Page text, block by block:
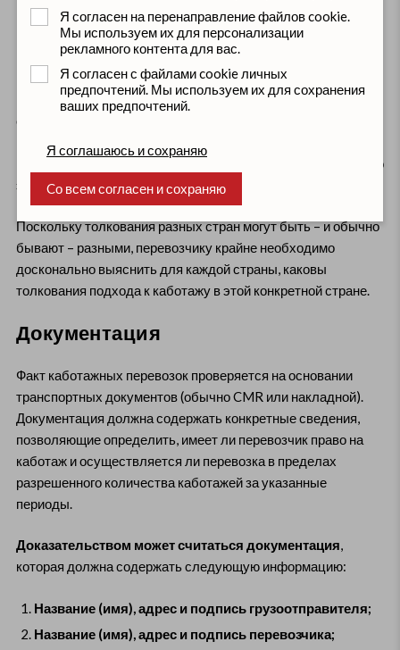
того конечного грузополучателя, который указан в
CMR;
Если все частичные грузы перевозятся между разными
грузополучателями и грузоотправителями, то каждая CMR
считается одним каботажем, и возникает ситуация, когда во
несколько каботажных перевозок, а если их больше трех, то
это нарушение правил каботажа (шведский подход).
Поскольку толкования разных стран могут быть – и обычно
бывают – разными, перевозчику крайне необходимо
досконально выяснить для каждой страны, каковы
толкования подхода к каботажу в этой конкретной стране.
Документация
Факт каботажных перевозок проверяется на основании
транспортных документов (обычно CMR или накладной).
Документация должна содержать конкретные сведения,
позволяющие определить, имеет ли перевозчик право на
каботаж и осуществляется ли перевозка в пределах
разрешенного количества каботажей за указанные
периоды.
Доказательством может считаться документация,
которая должна содержать следующую информацию:
Название (имя), адрес и подпись грузоотправителя;
Название (имя), адрес и подпись перевозчика;
Я согласен на перенаправление файлов cookie.
Мы используем их для персонализации
рекламного контента для вас.
Я согласен с файлами cookie личных
предпочтений. Мы используем их для сохранения
ваших предпочтений.
Я соглашаюсь и сохраняю
Cо всем согласен и сохраняю